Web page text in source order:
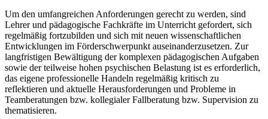
Um den umfangreichen Anforderungen gerecht zu werden, sind
Lehrer und pädagogische Fachkräfte im Unterricht gefordert, sich
regelmäßig fortzubilden und sich mit neuen wissenschaftlichen
Entwicklungen im Förderschwerpunkt auseinanderzusetzen. Zur
langfristigen Bewältigung der komplexen pädagogischen Aufgaben
sowie der teilweise hohen psychischen Belastung ist es erforderlich,
das eigene professionelle Handeln regelmäßig kritisch zu
reflektieren und aktuelle Herausforderungen und Probleme in
Teamberatungen bzw. kollegialer Fallberatung bzw. Supervision zu
thematisieren.